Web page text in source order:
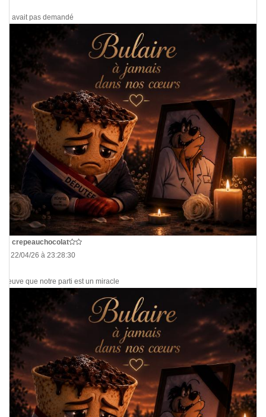
On avait pas demandé
crepeauchocolat
Le 22/04/26 à 23:28:30
Preuve que notre parti est un miracle